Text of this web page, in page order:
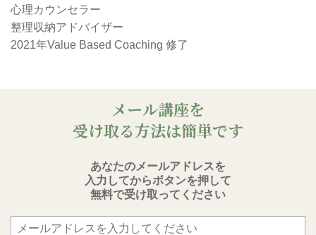
心理カウンセラー
整理収納アドバイザー
2021年Value Based Coaching 修了
メール講座を
受け取る方法は簡単です
あなたのメールアドレスを
入力してからボタンを押して
無料で受け取ってください